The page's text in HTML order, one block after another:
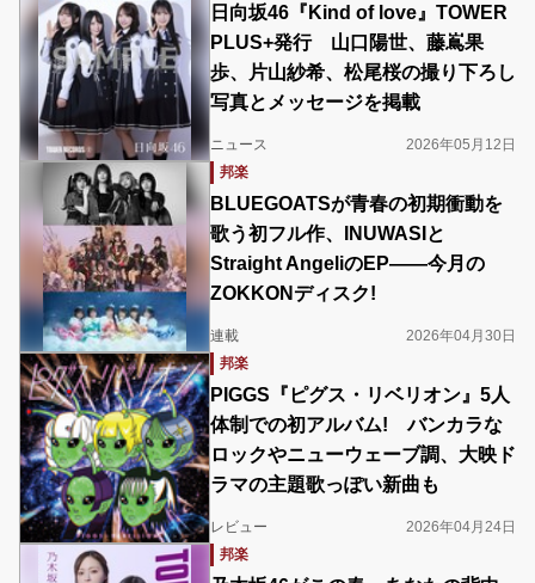
日向坂46『Kind of love』TOWER
PLUS+発行 山口陽世、藤嶌果
歩、片山紗希、松尾桜の撮り下ろし
写真とメッセージを掲載
ニュース
2026年05月12日
邦楽
BLUEGOATSが青春の初期衝動を
歌う初フル作、INUWASIと
Straight AngeliのEP――今月の
ZOKKONディスク!
連載
2026年04月30日
邦楽
PIGGS『ピグス・リベリオン』5人
体制での初アルバム! バンカラな
ロックやニューウェーブ調、大映ド
ラマの主題歌っぽい新曲も
レビュー
2026年04月24日
邦楽